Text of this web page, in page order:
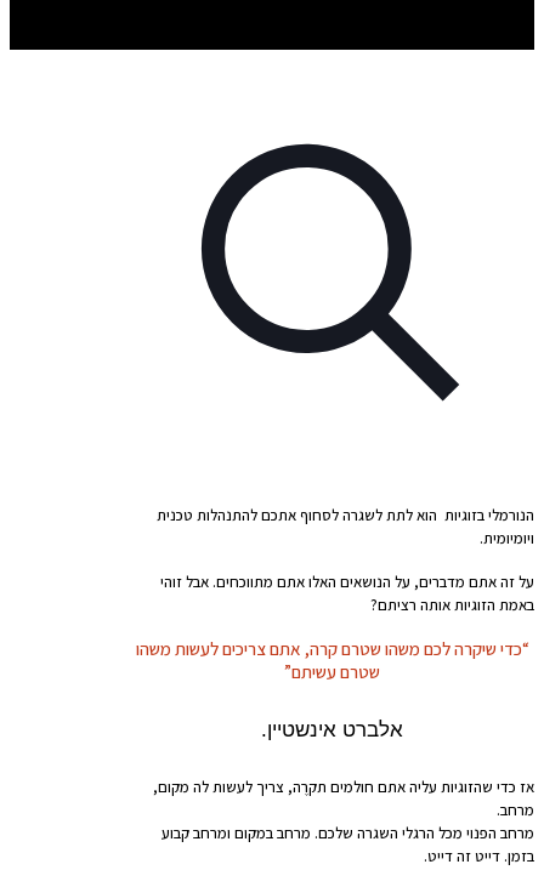
הנורמלי בזוגיות הוא לתת לשגרה לסחוף אתכם להתנהלות טכנית
ויומיומית.
על זה אתם מדברים, על הנושאים האלו אתם מתווכחים. אבל זוהי
באמת הזוגיות אותה רציתם?
“כדי שיקרה לכם משהו שטרם קרה, אתם צריכים לעשות משהו
שטרם עשיתם”
אלברט אינשטיין.
אז כדי שהזוגיות עליה אתם חולמים תקרֶה, צריך לעשות לה מקום,
מרחב.
מרחב הפנוי מכל הרגלי השגרה שלכם. מרחב במקום ומרחב קבוע
בזמן. דייט זה דייט.